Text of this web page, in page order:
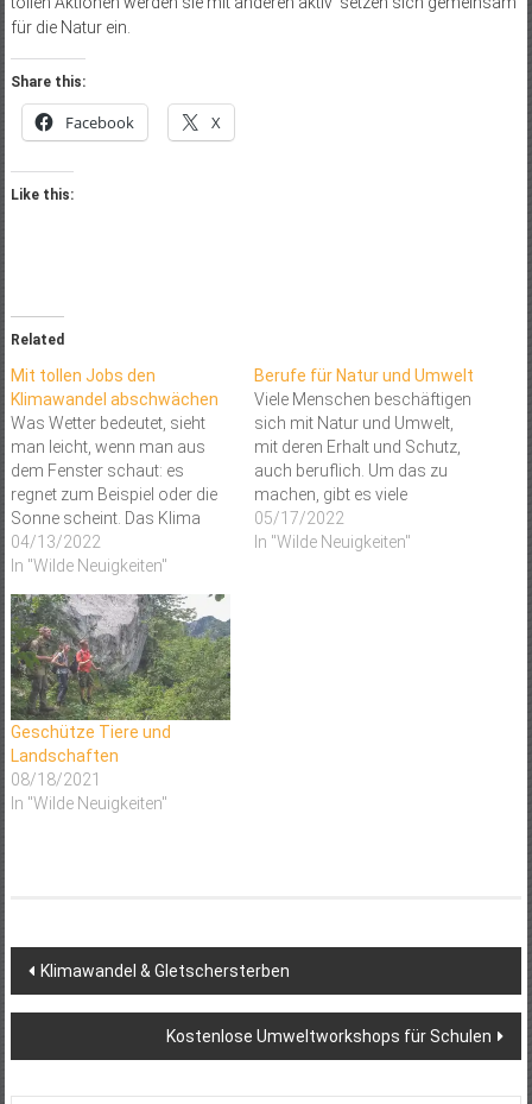
für die Natur ein.
Share this:
Facebook X
Like this:
Related
Mit tollen Jobs den
Klimawandel abschwächen
Was Wetter bedeutet, sieht
man leicht, wenn man aus
dem Fenster schaut: es
regnet zum Beispiel oder die
Sonne scheint. Das Klima
hingegen ist das Wetter über
einen langen Zeitraum
betrachtet. Regnet es in über
viele Jahre hinweg in einem
Gebiet, spricht man von
einem "feuchten" Klima. Es ist
nicht…
04/13/2022
In "Wilde Neuigkeiten"
Berufe für Natur und Umwelt
Viele Menschen beschäftigen
sich mit Natur und Umwelt,
mit deren Erhalt und Schutz,
auch beruflich. Um das zu
machen, gibt es viele
verschiedene Möglichkeiten.
Neben der Forschung, der
05/17/2022
In "Wilde Neuigkeiten"
Geschütze Tiere und
Landschaften
08/18/2021
In "Wilde Neuigkeiten"
Post
navigation
Klimawandel & Gletschersterben
Kostenlose Umweltworkshops für Schulen